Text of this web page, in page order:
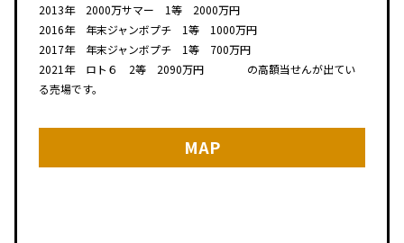
2013年 2000万サマー 1等 2000万円
2016年 年末ジャンボプチ 1等 1000万円
2017年 年末ジャンボプチ 1等 700万円
2021年 ロト６ 2等 2090万円 の高額当せんが出てい
る売場です。
MAP